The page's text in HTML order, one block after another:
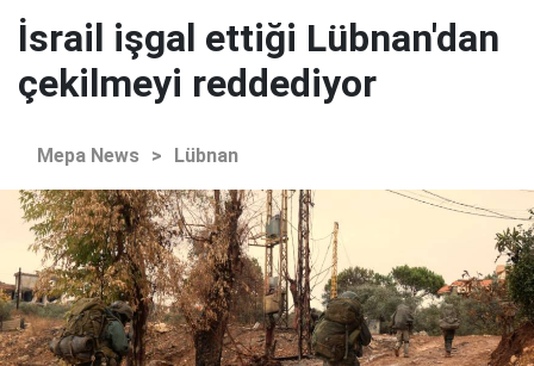
İsrail işgal ettiği Lübnan'dan
çekilmeyi reddediyor
Mepa News > Lübnan